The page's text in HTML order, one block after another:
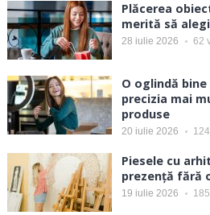
Plăcerea
merită să
28 iulie 2026 62
O oglindă
precizia mai
produse
20 iulie 2026 124
Piesele cu
prezență fără
19 iulie 2026 185